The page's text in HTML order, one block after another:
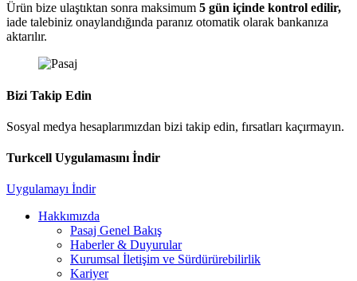
Ürün bize ulaştıktan sonra maksimum 5 gün içinde kontrol edilir,
iade talebiniz onaylandığında paranız otomatik olarak bankanıza
aktarılır.
Bizi Takip Edin
Sosyal medya hesaplarımızdan bizi takip edin, fırsatları kaçırmayın.
Turkcell Uygulamasını İndir
Uygulamayı İndir
Hakkımızda
Pasaj Genel Bakış
Haberler & Duyurular
Kurumsal İletişim ve Sürdürürebilirlik
Kariyer